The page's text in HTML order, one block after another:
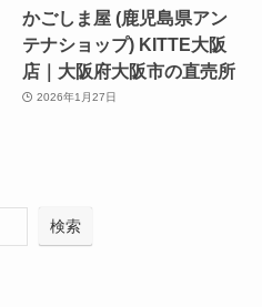
かごしま屋 (鹿児島県アン
テナショップ) KITTE大阪
店｜大阪府大阪市の直売所
2026年1月27日
検索